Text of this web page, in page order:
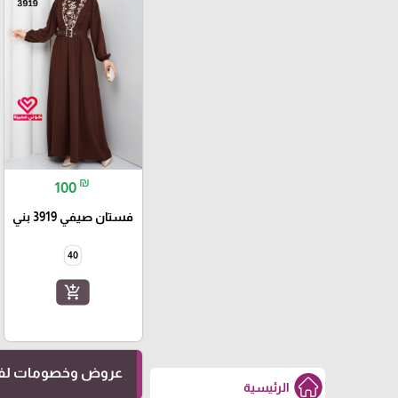
الرئيسية
100 ₪
فستان صيفي 3919 بني
40
add_shopping_cart
عروض وخصومات